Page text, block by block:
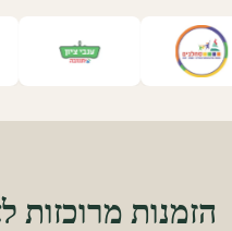
הזמנות מרוכזות